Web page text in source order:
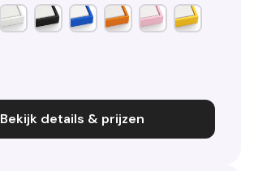
Bekijk details & prijzen